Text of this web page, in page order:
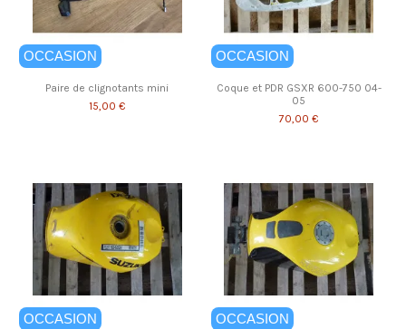
OCCASION
Paire de clignotants mini
15,00 €
OCCASION
Coque et PDR GSXR 600-750 04-
05
70,00 €
OCCASION OCCASION